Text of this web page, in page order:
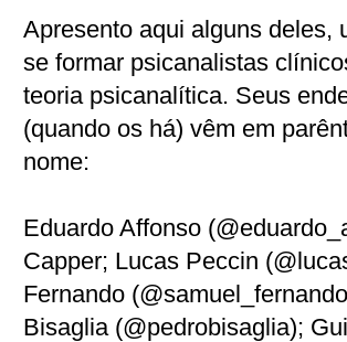
Apresento aqui alguns deles,
se formar psicanalistas
teoria psicanalítica. Seus
(quando os há) vêm em
nome:
Eduardo Affonso
Capper; Lucas Peccin
Fernando
Bisaglia (@pedrobisaglia);